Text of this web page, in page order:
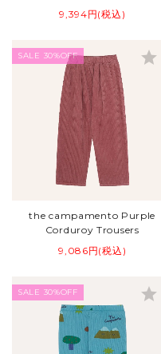
9,394円(税込)
SALE 30%OFF
the campamento Purple
Corduroy Trousers
9,086円(税込)
star
SALE 30%OFF star